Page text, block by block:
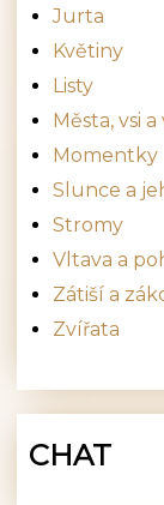
Jurta
Květiny
Listy
Města, vsi
Momentky
Slunce a
Stromy
Vltava a
Zátiší a
Zvířata
CHAT